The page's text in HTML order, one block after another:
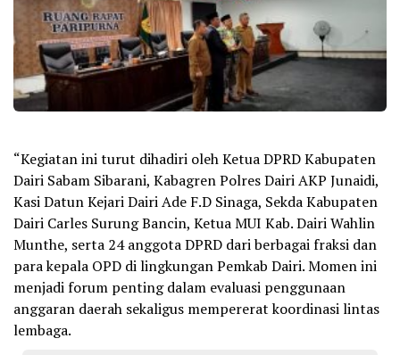
“Kegiatan ini turut dihadiri oleh Ketua DPRD Kabupaten
Dairi Sabam Sibarani, Kabagren Polres Dairi AKP Junaidi,
Kasi Datun Kejari Dairi Ade F.D Sinaga, Sekda Kabupaten
Dairi Carles Surung Bancin, Ketua MUI Kab. Dairi Wahlin
Munthe, serta 24 anggota DPRD dari berbagai fraksi dan
para kepala OPD di lingkungan Pemkab Dairi. Momen ini
menjadi forum penting dalam evaluasi penggunaan
anggaran daerah sekaligus mempererat koordinasi lintas
lembaga.